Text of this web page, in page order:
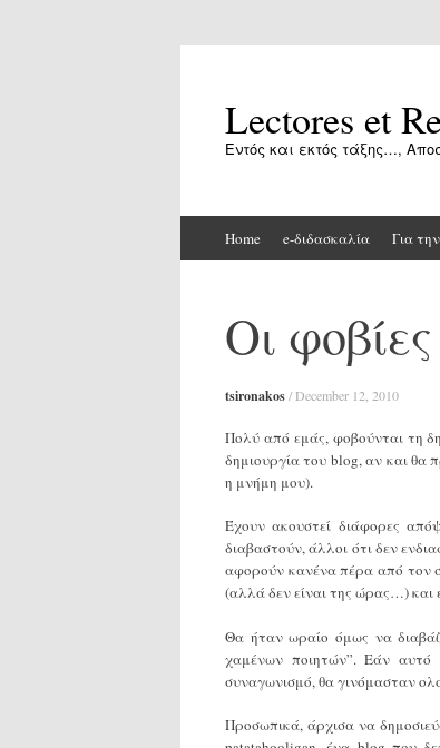
Lectores et
Εντός και εκτός τάξης…,
to
Home e-διδασκαλία Για
Οι
tsironakos/ December 12, 2010
Πολύ από εμάς, φοβούνται τη
δημιουργία του blog, αν και θα
η μνήμη μου).
Έχουν ακουστεί διάφορες
διαβαστούν, άλλοι ότι δεν
αφορούν κανένα πέρα από τον
(αλλά δεν είναι της ώρας…) και
Θα ήταν ωραίο όμως να
χαμένων ποιητών”. Εάν αυτό
συναγωνισμό, θα γινόμασταν
Προσωπικά, άρχισα να